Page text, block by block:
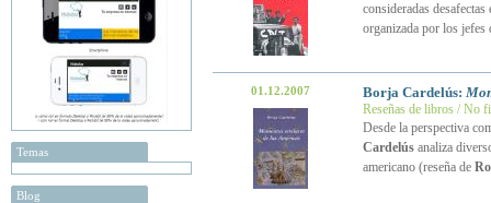
Temas
Blog
consideradas
organizada por los
01.12.2007 Borja Cardelús:
Reseñas de libros / No
Desde la perspectiva
Cardelúsanaliza
americano (reseña de